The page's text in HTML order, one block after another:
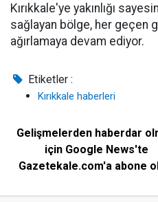
Kırıkkale'ye yakınlığı
sağlayan bölge, her geçen
ağırlamaya devam ediyor.
Etiketler :
Kırıkkale haberleri
Gelişmelerden haberdar
için Google News'te
Gazetekale.com'a abone